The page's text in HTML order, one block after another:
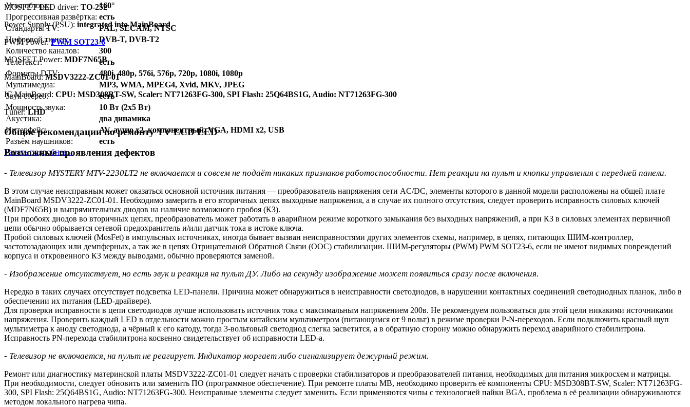
Угол обзора:
160°
Прогрессивная развёртка: есть
Стандарты TV:
PAL, SECAM, NTSC
Цифровой тюнер:
DVB-T, DVB-T2
Количество каналов:
300
Телетекст:
есть
Форматы DTV:
480i, 480p, 576i, 576p, 720p, 1080i, 1080p
Мультимедиа:
MP3, WMA, MPEG4, Xvid, MKV, JPEG
Звук стерео:
есть
Мощность звука:
10 Вт (2x5 Вт)
Акустика:
два динамика
Интерфейс:
AV, аудио x2, компонентный, VGA, HDMI x2, USB
Разъём наушников:
есть
Узнать подробнее...
MOSFET LED driver: TO-252
Power Supply (PSU): integrated into MainBoard
PWM Power:PWM SOT23-6
MOSFET Power: MDF7N65B
MainBoard:MSDV3222-ZC01-01
IC MainBoard: CPU: MSD308BT-SW, Scaler: NT71263FG-300, SPI Flash: 25Q64BS1G, Audio: NT71263FG-300
Тuner:LHD
Общие рекомендации по ремонту TV LCD LED
Возможные проявления дефектов
- Телевизор MYSTERY MTV-2230LT2 не включается и совсем не подаёт никаких признаков работоспособности. Нет реакции на пульт и кнопки управления с передней панели.
В этом случае неисправным может оказаться основной источник питания — преобразователь напряжения сети AC/DC, элементы которого в данной модели расположены на общей плате
MainBoard MSDV3222-ZC01-01. Необходимо замерить в его вторичных цепях выходные напряжения, а в случае их полного отсутствия, следует проверить исправность силовых ключей
(MDF7N65B) и выпрямительных диодов на наличие возможного пробоя (КЗ).
При пробоях диодов во вторичных цепях, преобразователь может работать в аварийном режиме короткого замыкания без выходных напряжений, а при КЗ в силовых элементах первичной
цепи обычно обрывается сетевой предохранитель и/или датчик тока в истоке ключа.
Пробой силовых ключей (MosFet) в импульсных источниках, иногда бывает вызван неисправностями других элементов схемы, например, в цепях, питающих ШИМ-контроллер,
частотозадающих или демпферных, а так же в цепях Отрицательной Обратной Связи (ООС) стабилизации. ШИМ-регуляторы (PWM) PWM SOT23-6, если не имеют видимых повреждений
корпуса и откровенного КЗ между выводами, обычно проверяются заменой.
- Изображение отсутствует, но есть звук и реакция на пульт ДУ. Либо на секунду изображение может появиться сразу после включения.
Нередко в таких случаях отсутствует подсветка LED-панели. Причина может обнаружиться в неисправности светодиодов, в нарушении контактных соединений светодиодных планок, либо в
обеспечении их питания (LED-драйвере).
Для проверки исправности в цепи светодиодов лучше использовать источник тока с максимальным напряжением 200в. Не рекомендуем пользоваться для этой цели никакими источниками
напряжения. Проверить каждый LED в отдельности можно простым китайским мультиметром (питающимся от 9 вольт) в режиме проверки P-N-переходов. Если подключить красный щуп
мультиметра к аноду светодиода, а чёрный к его катоду, тогда 3-вольтовый светодиод слегка засветится, а в обратную сторону можно обнаружить переход аварийного стабилитрона.
Исправность PN-перехода стабилитрона косвенно свидетельствует об исправности LED-a.
- Телевизор не включается, на пульт не реагирует. Индикатор моргает либо сигнализирует дежурный режим.
Ремонт или диагностику материнской платы MSDV3222-ZC01-01 следует начать с проверки стабилизаторов и преобразователей питания, необходимых для питания микросхем и матрицы.
При необходимости, следует обновить или заменить ПО (программное обеспечение). При ремонте платы MB, необходимо проверить её компоненты CPU: MSD308BT-SW, Scaler: NT71263FG-
300, SPI Flash: 25Q64BS1G, Audio: NT71263FG-300. Неисправные элементы следует заменить. Если применяются чипы с технологией пайки BGA, проблема в её реализации обнаруживаются
методом локального нагрева чипа.